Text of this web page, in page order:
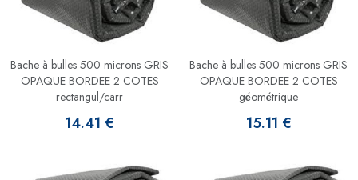
Bache à bulles 500 microns GRIS
OPAQUE BORDEE 2 COTES
rectangul/carr
14.41 €
Bache à bulles 500 microns GRIS
OPAQUE BORDEE 2 COTES
géométrique
15.11 €